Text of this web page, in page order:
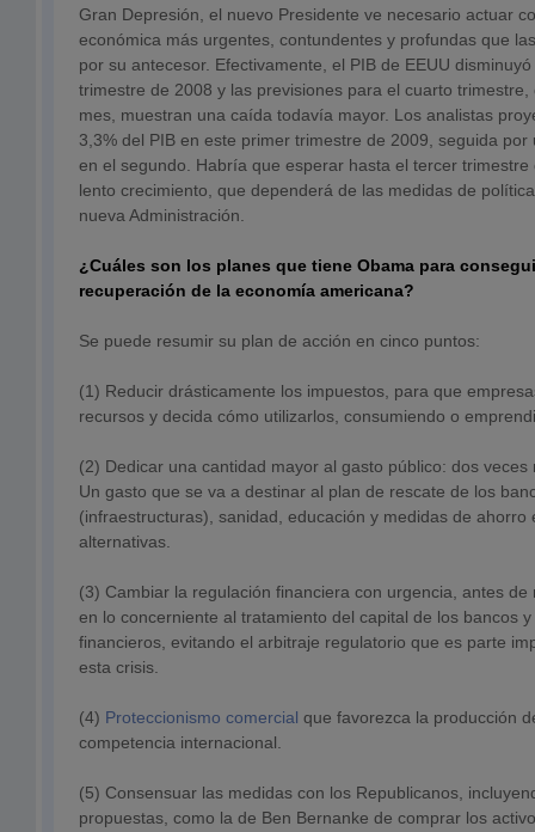
Gran Depresión, el nuevo Presidente ve necesario actuar
económica más urgentes, contundentes y profundas que
por su antecesor. Efectivamente, el PIB de EEUU
trimestre de 2008 y las previsiones para el cuarto
mes, muestran una caída todavía mayor. Los analistas
3,3% del PIB en este primer trimestre de 2009, seguida por
en el segundo. Habría que esperar hasta el tercer
lento crecimiento, que dependerá de las medidas de
nueva Administración.
¿Cuáles son los planes que tiene Obama para
recuperación de la economía americana?
Se puede resumir su plan de acción en cinco puntos:
(1) Reducir drásticamente los impuestos, para que
recursos y decida cómo utilizarlos, consumiendo o
(2) Dedicar una cantidad mayor al gasto público: dos
Un gasto que se va a destinar al plan de rescate de los
(infraestructuras), sanidad, educación y medidas de ahorro
alternativas.
(3) Cambiar la regulación financiera con urgencia, antes de
en lo concerniente al tratamiento del capital de los bancos
financieros, evitando el arbitraje regulatorio que es parte
esta crisis.
(4) Proteccionismo comercial que favorezca la producción
competencia internacional.
(5) Consensuar las medidas con los Republicanos,
propuestas, como la de Ben Bernanke de comprar los